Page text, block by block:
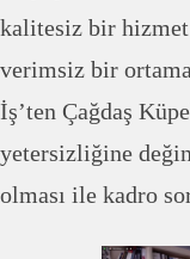
kalitesiz bir hizmet
verimsiz bir
İş’ten Çağdaş
yetersizliğine
olması ile kadro